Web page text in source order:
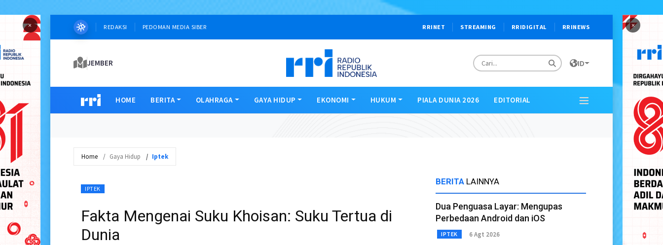
× ×
REDAKSI PEDOMAN MEDIA SIBER RRINET STREAMING RRIDIGITAL RRINEWS
JEMBER ID
HOME BERITA OLAHRAGA GAYA HIDUP EKONOMI HUKUM PIALA DUNIA 2026 EDITORIAL
Home Gaya Hidup Iptek
IPTEK
Fakta Mengenai Suku Khoisan: Suku Tertua di
Dunia
BERITA LAINNYA
Dua Penguasa Layar: Mengupas
Perbedaan Android dan iOS
IPTEK 6 Agt 2026